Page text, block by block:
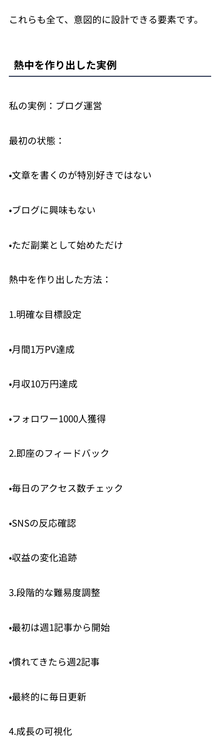
これらも全て、意図的に設計できる要素です。
熱中を作り出した実例
私の実例：ブログ運営
最初の状態：
•文章を書くのが特別好きではない
•ブログに興味もない
•ただ副業として始めただけ
熱中を作り出した方法：
1.明確な目標設定
•月間1万PV達成
•月収10万円達成
•フォロワー1000人獲得
2.即座のフィードバック
•毎日のアクセス数チェック
•SNSの反応確認
•収益の変化追跡
3.段階的な難易度調整
•最初は週1記事から開始
•慣れてきたら週2記事
•最終的に毎日更新
4.成長の可視化